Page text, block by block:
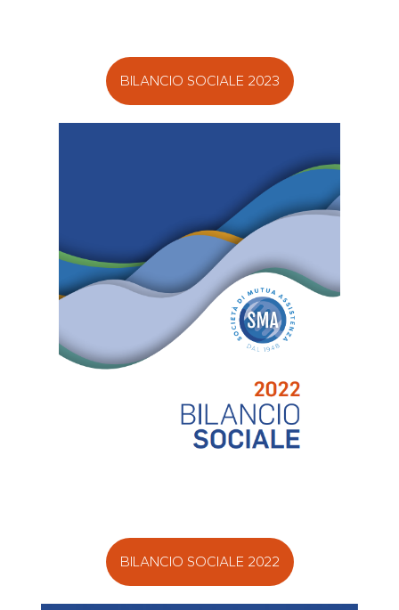
BILANCIO SOCIALE 2023
BILANCIO SOCIALE 2022